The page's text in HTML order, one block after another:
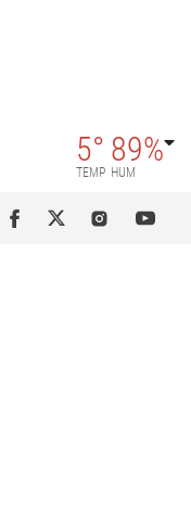
5°
TEMP
89%
HUM